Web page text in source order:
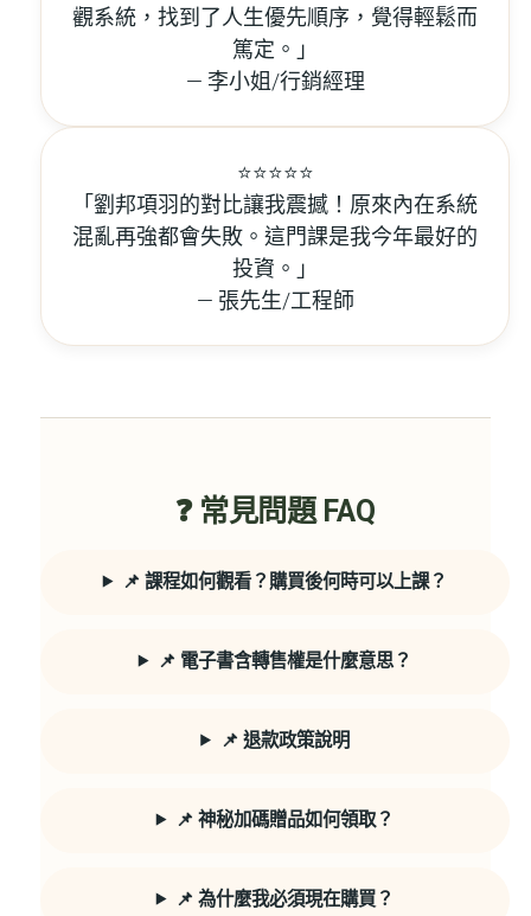
觀系統，找到了人生優先順序，覺得輕鬆而
篤定。」
— 李小姐/行銷經理
⭐️⭐️⭐️⭐️⭐️
「劉邦項羽的對比讓我震撼！原來內在系統
混亂再強都會失敗。這門課是我今年最好的
投資。」
— 張先生/工程師
❓ 常見問題 FAQ
📌 課程如何觀看？購買後何時可以上課？
📌 電子書含轉售權是什麼意思？
📌 退款政策說明
📌 神秘加碼贈品如何領取？
📌 為什麼我必須現在購買？